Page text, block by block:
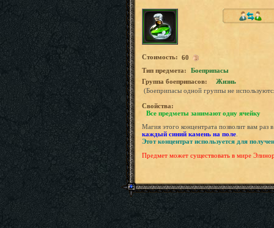
Стоимость: 60
Tип предмета:
Боеприпасы
Группа боеприпасов:
Жизнь
(Боеприпасы одной группы не
Свойства:
Все предметы занимают одну ячейку
Магия этого концентрата позволит вам раз
каждый синий камень на поле.
Этот концентрат используется для
Предмет может существовать в мире